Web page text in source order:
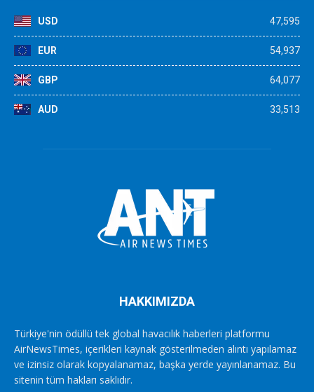
USD 47,595
EUR 54,937
GBP 64,077
AUD 33,513
HAKKIMIZDA
Türkiye'nin ödüllü tek global havacılık haberleri platformu
AirNewsTimes, içerikleri kaynak gösterilmeden alıntı yapılamaz
ve izinsiz olarak kopyalanamaz, başka yerde yayınlanamaz. Bu
sitenin tüm hakları saklıdır.